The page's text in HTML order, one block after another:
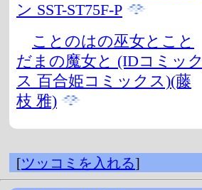
ン SST-ST75F-P
ことのはの巫女とこと
だまの魔女と (IDコミック
ス 百合姫コミックス)(藤
枝 雅)
[ツッコミを入れる]